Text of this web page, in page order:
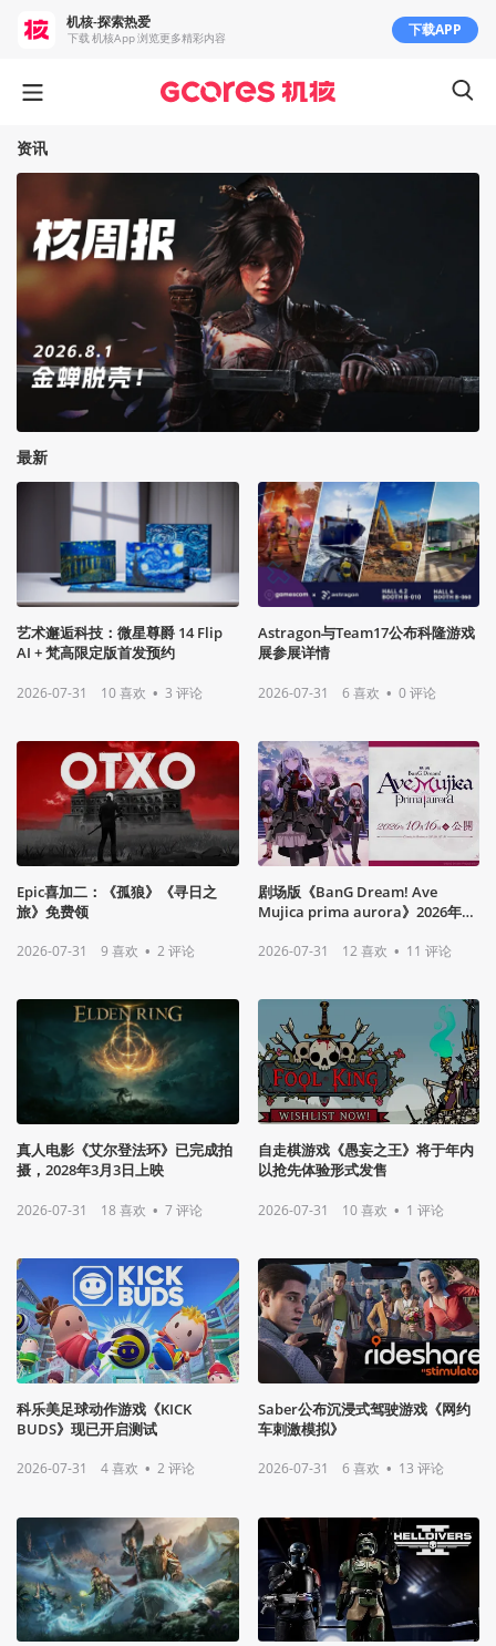
资讯
最新
艺术邂逅科技：微星尊爵 14 Flip
AI + 梵高限定版首发预约
2026-07-31 10喜欢 • 3 评论
Astragon与Team17公布科隆游戏
展参展详情
2026-07-31 6喜欢 • 0评论
Epic喜加二：《孤狼》《寻日之
旅》免费领
2026-07-31 9 喜欢 • 2 评论
剧场版《BanG Dream! Ave
Mujica prima aurora》2026年10
2026-07-31 12 喜欢 • 11 评论
真人电影《艾尔登法环》已完成拍
摄，2028年3月3日上映
2026-07-31 18 喜欢 • 7评论
自走棋游戏《愚妄之王》将于年内
以抢先体验形式发售
2026-07-31 10喜欢 • 1 评论
科乐美足球动作游戏《KICK
BUDS》现已开启测试
2026-07-31 4喜欢 • 2 评论
Saber公布沉浸式驾驶游戏《网约
车刺激模拟》
2026-07-31 6喜欢 • 13 评论
机核-探索热爱
下载 机核App 浏览更多精彩内容 下载APP